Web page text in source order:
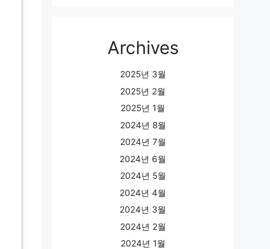
Archives
2025년 3월
2025년 2월
2025년 1월
2024년 8월
2024년 7월
2024년 6월
2024년 5월
2024년 4월
2024년 3월
2024년 2월
2024년 1월